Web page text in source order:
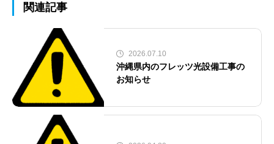
関連記事
2026.07.10
沖縄県内のフレッツ光設備工事の
お知らせ